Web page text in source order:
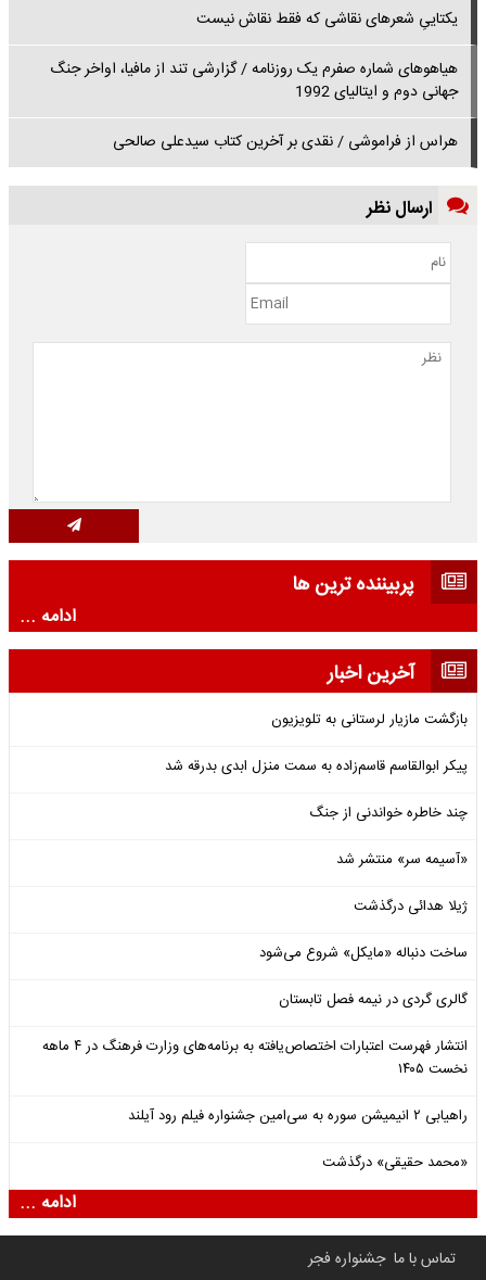
یکتاییِ شعرهای نقاشی که فقط نقاش نیست
هیاهوهای شماره صفرم یک روزنامه / گزارشی تند از مافیا، اواخر جنگ
جهانی دوم و ایتالیای 1992
هراس از فراموشی / نقدی بر آخرین کتاب سیدعلی صالحی
ارسال نظر
پربیننده ترین ها
ادامه ...
آخرین اخبار
بازگشت مازیار لرستانی به تلویزیون
پیکر ابوالقاسم قاسم‌زاده به سمت منزل ابدی بدرقه شد
چند خاطره خواندنی از جنگ
«آسیمه سر» منتشر شد
ژیلا هدائی درگذشت
ساخت دنباله «مایکل» شروع می‌شود
گالری گردی در نیمه فصل تابستان
انتشار فهرست اعتبارات اختصاص‌یافته به برنامه‌های وزارت فرهنگ در ۴ ماهه
نخست ۱۴۰۵
راهیابی ۲ انیمیشن سوره به سی‌امین جشنواره فیلم رود آیلند
«محمد حقیقی» درگذشت
ادامه ...
تماس با ما جشنواره فجر